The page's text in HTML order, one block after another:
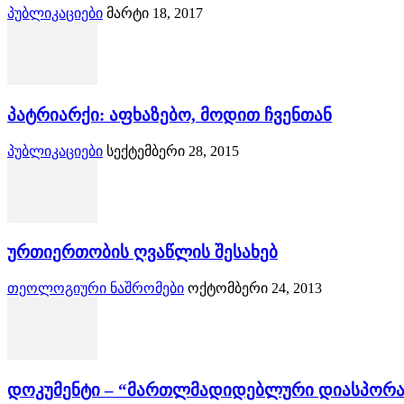
პუბლიკაციები მარტი 18, 2017
პატრიარქი: აფხაზებო, მოდით ჩვენთან
პუბლიკაციები სექტემბერი 28, 2015
ურთიერთობის ღვაწლის შესახებ
თეოლოგიური ნაშრომები ოქტომბერი 24, 2013
დოკუმენტი – “მართლმადიდებლური